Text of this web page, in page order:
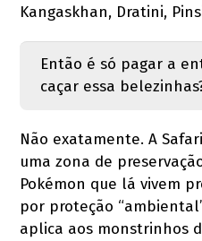
Kangaskhan, Dratini,
Então é só pagar a
caçar essa
Não exatamente. A
uma zona de
Pokémon que lá vivem
por proteção
aplica aos monstrinhos